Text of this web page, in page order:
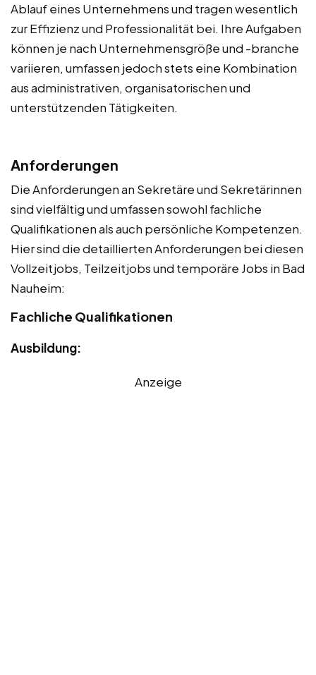
Ablauf eines Unternehmens und tragen wesentlich
zur Effizienz und Professionalität bei. Ihre Aufgaben
können je nach Unternehmensgröße und -branche
variieren, umfassen jedoch stets eine Kombination
aus administrativen, organisatorischen und
unterstützenden Tätigkeiten.
Anforderungen
Die Anforderungen an Sekretäre und Sekretärinnen
sind vielfältig und umfassen sowohl fachliche
Qualifikationen als auch persönliche Kompetenzen.
Hier sind die detaillierten Anforderungen bei diesen
Vollzeitjobs, Teilzeitjobs und temporäre Jobs in Bad
Nauheim:
Fachliche Qualifikationen
Ausbildung:
Anzeige